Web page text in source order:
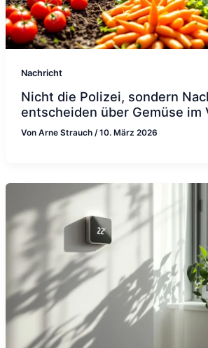
Nachricht
Nicht die Polizei, sondern
entscheiden über Gemüse im
Von Arne Strauch /10. März 2026